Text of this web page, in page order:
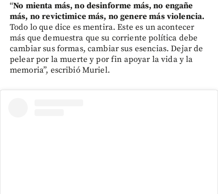
“No mienta más, no desinforme más, no engañe
más, no revictimice más, no genere más violencia.
Todo lo que dice es mentira. Este es un acontecer
más que demuestra que su corriente política debe
cambiar sus formas, cambiar sus esencias. Dejar de
pelear por la muerte y por fin apoyar la vida y la
memoria”, escribió Muriel.